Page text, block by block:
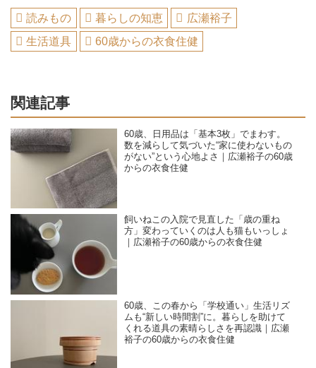
読みもの 暮らしの知恵
広瀬裕子
生活道具
60歳からの衣食住健
関連記事
60歳、日用品は「基本3枚」でまわす。
数を減らして気づいた“家に使わないもの
がない”という心地よさ｜広瀬裕子の60歳
からの衣食住健
飼いねこの入院で見直した「歳の重ね
方」変わっていくのは人も猫もいっしょ
｜広瀬裕子の60歳からの衣食住健
60歳、この春から「学校通い」生活リズ
ムも“新しい時間割”に。暮らしを助けて
くれる道具の素晴らしさを再認識｜広瀬
裕子の60歳からの衣食住健